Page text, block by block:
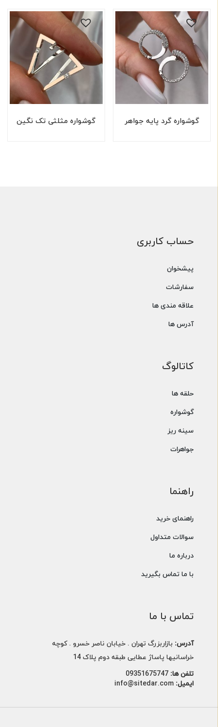
گوشواره گرد پایه جواهر گوشواره مثلثی تک نگین
حساب کاربری
پیشخوان
سفارشات
علاقه مندی ها
آدرس ها
کاتالوگ
حلقه ها
گوشواره
سینه ریز
جواهرات
راهنما
راهنمای خرید
سوالات متداول
درباره ما
با ما تماس بگیرید
تماس با ما
آدرس: بازاربزرگ تهران . خیابان ناصر خسرو . کوچه
خراسانیها پاساژ عطایی طبقه دوم پلاک 14
تلفن ها: 09351675747
ایمیل: info@sitedar.com